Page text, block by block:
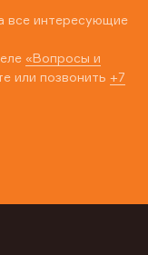
все интересующие
«Вопросы и
или позвонить +7